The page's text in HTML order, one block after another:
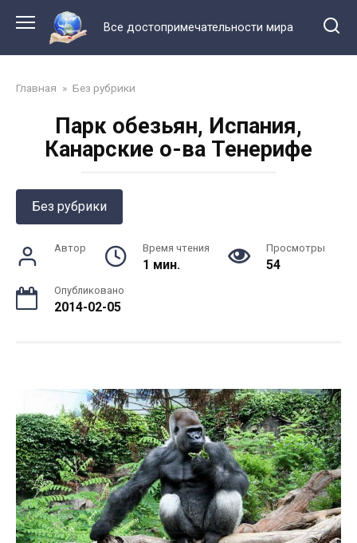
контенту
Все достопримечательности мира
Главная » Без рубрики
Парк обезьян, Испания,
Канарские о-ва Тенерифе
Без рубрики
Автор Время чтения
1 мин.
Просмотры
54
Опубликовано
2014-02-05